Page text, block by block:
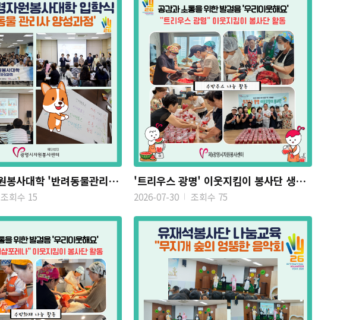
제7기광명자원봉사대학 '반려동물관리사 양성과정' 입학식 진행...
조회수 15
'트리우스 광명' 이웃지킴이 봉사단 생과일 수박 주스 나눔
2026-07-30 조회수 75